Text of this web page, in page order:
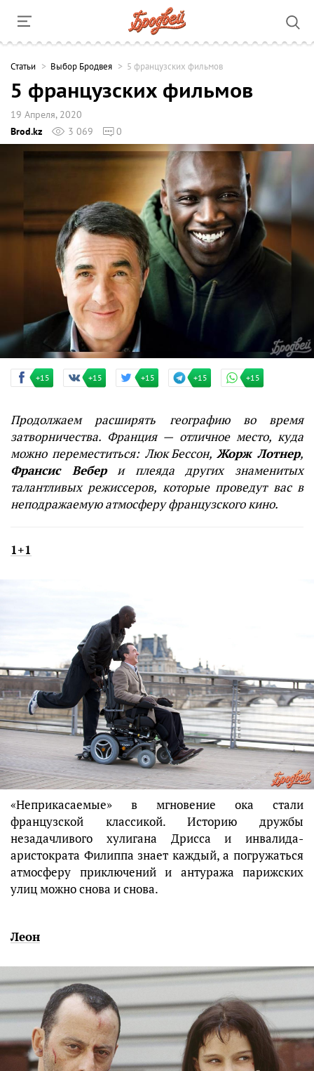
Cтатьи Выбор Бродвея 5 французских фильмов
5 французских фильмов
19 Апреля, 2020
Brod.kz
3 069 0
+15 +15 +15 +15 +15
Продолжаем расширять географию во время
затворничества. Франция — отличное место, куда
можно переместиться: Люк Бессон, Жорж Лотнер,
Франсис Вебери плеяда других знаменитых
талантливых режиссеров, которые проведут вас в
неподражаемую атмосферу французского кино.
1+1
«Неприкасаемые» в мгновение ока стали
французской классикой. Историю дружбы
незадачливого хулигана Дрисса и инвалида-
аристократа Филиппа знает каждый, а погружаться
атмосферу приключений и антуража парижских
улиц можно снова и снова.
Леон